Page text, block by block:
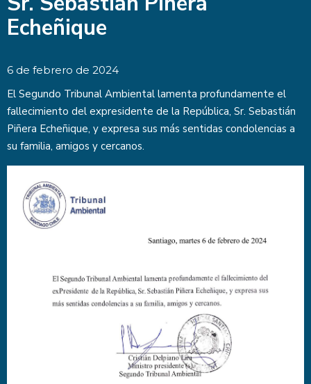
Echeñique
6 de febrero de 2024
El Segundo Tribunal Ambiental lamenta profundamente el
fallecimiento del expresidente de la República, Sr. Sebastián
Piñera Echeñique, y expresa sus más sentidas condolencias a
su familia, amigos y cercanos.